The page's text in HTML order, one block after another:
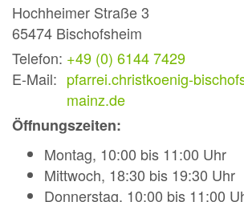
Hochheimer Straße 3
65474 Bischofsheim
Telefon: +49 (0) 6144 7429
E-Mail: pfarrei.christkoenig-
mainz.de
Öffnungszeiten:
Montag, 10:00 bis 11:00 Uhr
Mittwoch, 18:30 bis 19:30 Uhr
Donnerstag, 10:00 bis 11:00